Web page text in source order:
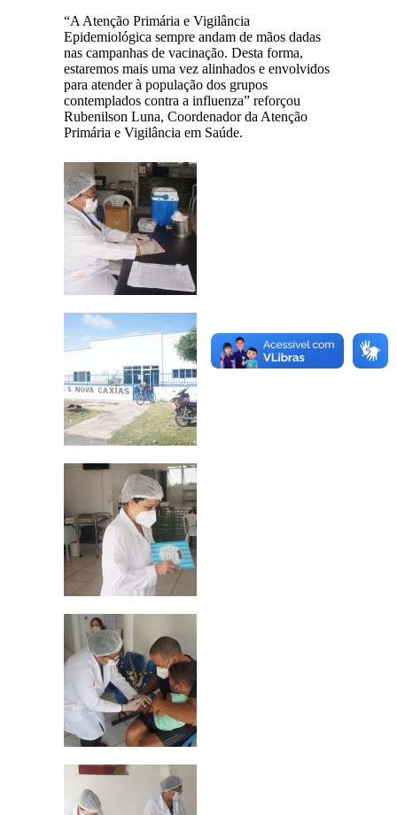
“A Atenção Primária e Vigilância
Epidemiológica sempre andam de mãos dadas
nas campanhas de vacinação. Desta forma,
estaremos mais uma vez alinhados e envolvidos
para atender à população dos grupos
contemplados contra a influenza” reforçou
Rubenilson Luna, Coordenador da Atenção
Primária e Vigilância em Saúde.